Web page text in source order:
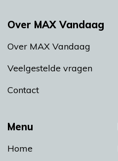
Menu
Home
Over MAX Vandaag
Over MAX Vandaag
Veelgestelde vragen
Contact